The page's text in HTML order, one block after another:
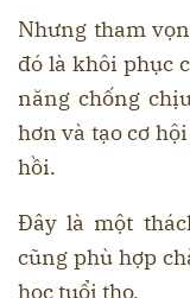
Nhưng tham
đó là khôi phục
năng chống
hơn và tạo cơ
hồi.
Đây là một
cũng phù hợp
học tuổi thọ.